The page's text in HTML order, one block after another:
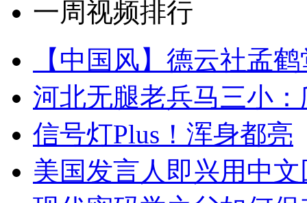
一周视频排行
【中国风】德云社孟
河北无腿老兵马三小
信号灯Plus！浑身都亮
美国发言人即兴用中